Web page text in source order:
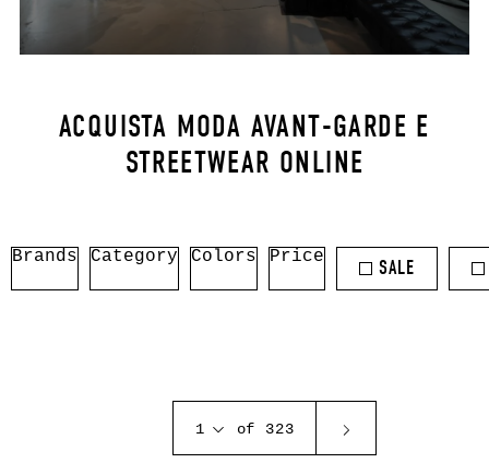
ACQUISTA MODA AVANT-GARDE E
STREETWEAR ONLINE
Brands Category Colors Price SALE
1 of 323